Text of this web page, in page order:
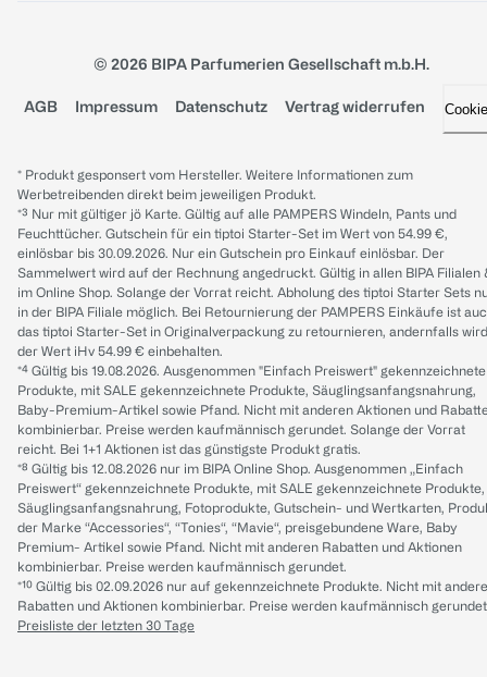
© 2026 BIPA Parfumerien Gesellschaft m.b.H.
AGB Impressum Datenschutz Vertrag widerrufen
* Produkt gesponsert vom Hersteller. Weitere Informationen zum
Werbetreibenden direkt beim jeweiligen Produkt.
*³ Nur mit gültiger jö Karte. Gültig auf alle PAMPERS Windeln, Pants und
Feuchttücher. Gutschein für ein tiptoi Starter-Set im Wert von 54.99 €,
einlösbar bis 30.09.2026. Nur ein Gutschein pro Einkauf einlösbar. Der
Sammelwert wird auf der Rechnung angedruckt. Gültig in allen BIPA Filialen
im Online Shop. Solange der Vorrat reicht. Abholung des tiptoi Starter Sets
in der BIPA Filiale möglich. Bei Retournierung der PAMPERS Einkäufe ist
das tiptoi Starter-Set in Originalverpackung zu retournieren, andernfalls wird
der Wert iHv 54.99 € einbehalten.
*⁴ Gültig bis 19.08.2026. Ausgenommen "Einfach Preiswert" gekennzeichnete
Produkte, mit SALE gekennzeichnete Produkte, Säuglingsanfangsnahrung,
Baby-Premium-Artikel sowie Pfand. Nicht mit anderen Aktionen und
kombinierbar. Preise werden kaufmännisch gerundet. Solange der Vorrat
reicht. Bei 1+1 Aktionen ist das günstigste Produkt gratis.
*⁸ Gültig bis 12.08.2026 nur im BIPA Online Shop. Ausgenommen „Einfach
Preiswert“ gekennzeichnete Produkte, mit SALE gekennzeichnete Produkte,
Säuglingsanfangsnahrung, Fotoprodukte, Gutschein- und Wertkarten,
der Marke “Accessories“, “Tonies“, “Mavie“, preisgebundene Ware, Baby
Premium- Artikel sowie Pfand. Nicht mit anderen Rabatten und Aktionen
kombinierbar. Preise werden kaufmännisch gerundet.
*¹⁰ Gültig bis 02.09.2026 nur auf gekennzeichnete Produkte. Nicht mit
Rabatten und Aktionen kombinierbar. Preise werden kaufmännisch
Preisliste der letzten 30 Tage